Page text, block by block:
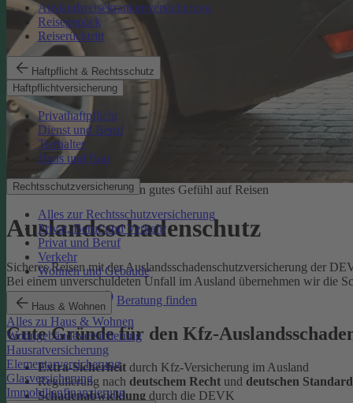
Auslandsreisekrankenversicherung
Reisegepäck
Reiserücktritt
Haftpflicht & Rechtsschutz
Haftpflichtversicherung
Privathaftpflicht
Dienst und Beruf
Tierhalter
Haus und Bau
Rechtsschutzversicherung
Alles zur Rechtsschutzversicherung
Privat, Beruf und Verkehr
Privat und Beruf
Verkehr
Wohnen und Gebäude
Haus & Wohnen
Alles zu Haus & Wohnen
Wohngebäudeversicherung
Hausratversicherung
Elementarversicherung
Glasversicherung
Immobilienfinanzierung
Kfz-Auslandsschutz: für ein gutes Gefühl auf Reisen
Auslandsschadenschutz
Sicheres Reisen mit der Auslandsschadenschutzversicherung der
Bei einem unverschuldeten Unfall im Ausland übernehmen wir die
Online berechnen
Beratung finden
Gute Gründe für den Kfz-
Extra-Sicherheit durch Kfz-Versicherung im Ausland
Regulierung nach deutschem Recht und deutschen
Schadenabwicklung durch die DEVK